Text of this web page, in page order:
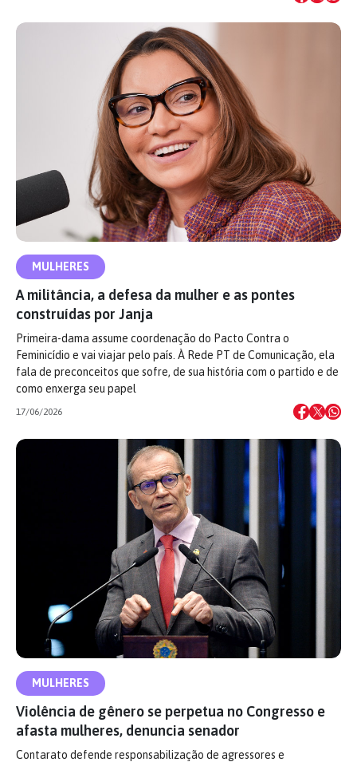
MULHERES
A militância, a defesa da mulher e as pontes
construídas por Janja
Primeira-dama assume coordenação do Pacto Contra o
Feminicídio e vai viajar pelo país. À Rede PT de Comunicação, ela
fala de preconceitos que sofre, de sua história com o partido e de
como enxerga seu papel
17/06/2026
MULHERES
Violência de gênero se perpetua no Congresso e
afasta mulheres, denuncia senador
Contarato defende responsabilização de agressores e